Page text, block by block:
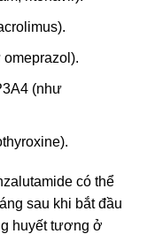
(như
có thể
sau khi bắt đầu
huyết tương ở